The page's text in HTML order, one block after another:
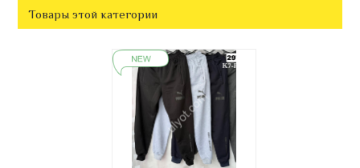
Товары этой категории